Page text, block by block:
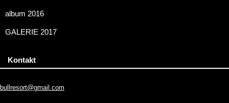
album 2016
GALERIE 2017
Kontakt
bullresort@gmail.com